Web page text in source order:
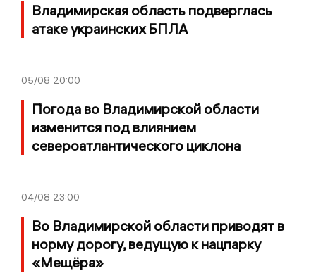
Владимирская область подверглась
атаке украинских БПЛА
05/08 20:00
Погода во Владимирской области
изменится под влиянием
североатлантического циклона
04/08 23:00
Во Владимирской области приводят в
норму дорогу, ведущую к нацпарку
«Мещёра»